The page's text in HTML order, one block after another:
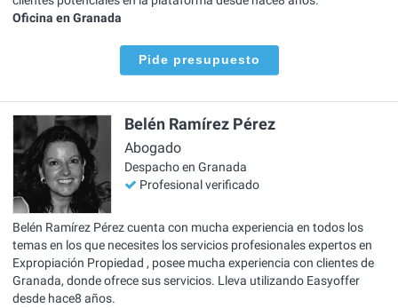
Oficina en Granada
Pide presupuesto
Belén Ramírez Pérez
Abogado
Despacho en Granada
Profesional verificado
Belén Ramírez Pérez cuenta con mucha experiencia en todos los
temas en los que necesites los servicios profesionales expertos en
Expropiación Propiedad , posee mucha experiencia con clientes de
Granada, donde ofrece sus servicios. Lleva utilizando Easyoffer
desde hace8 años.